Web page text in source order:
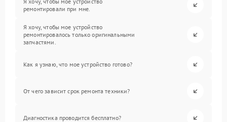
ремонтировали при мне.
Я хочу, чтобы мое устройство
ремонтировалось только оригинальными
запчастями.
Как я узнаю, что мое устройство готово?
От чего зависит срок ремонта техники?
Диагностика проводится бесплатно?